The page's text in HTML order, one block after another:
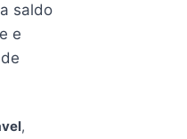
saldo
e
,